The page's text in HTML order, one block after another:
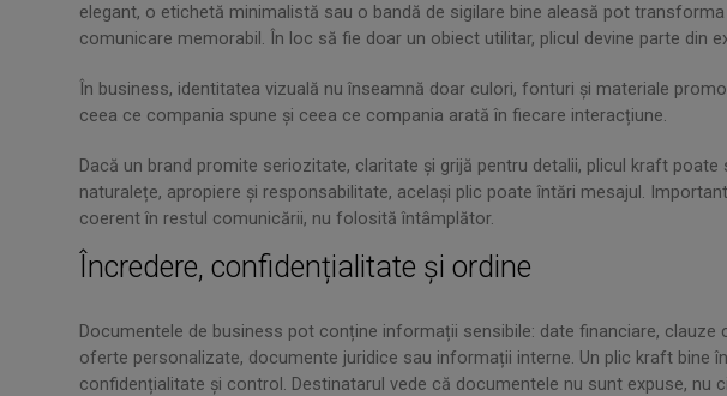
elegant, o etichetă minimalistă sau o bandă de sigilare bine aleasă pot
comunicare memorabil. În loc să fie doar un obiect utilitar, plicul devine parte din
În business, identitatea vizuală nu înseamnă doar culori, fonturi și materiale
ceea ce compania spune și ceea ce compania arată în fiecare interacțiune.
Dacă un brand promite seriozitate, claritate și grijă pentru detalii, plicul kraft
naturalețe, apropiere și responsabilitate, același plic poate întări mesajul.
coerent în restul comunicării, nu folosită întâmplător.
Încredere, confidențialitate și ordine
Documentele de business pot conține informații sensibile: date financiare, clauze
oferte personalizate, documente juridice sau informații interne. Un plic kraft bine
confidențialitate și control. Destinatarul vede că documentele nu sunt expuse, nu